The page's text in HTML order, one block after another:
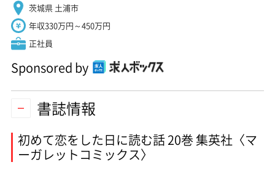
茨城県 土浦市
年収330万円～450万円
正社員
Sponsored by
書誌情報
初めて恋をした日に読む話 20巻 集英社〈マ
ーガレットコミックス〉